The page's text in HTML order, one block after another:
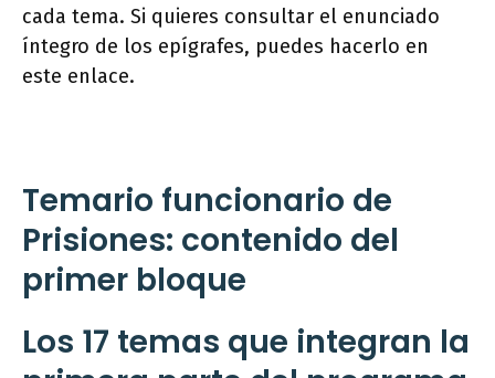
cada tema. Si quieres consultar el enunciado
íntegro de los epígrafes, puedes hacerlo en
este enlace.
Temario funcionario de
Prisiones: contenido del
primer bloque
Los 17 temas que integran la